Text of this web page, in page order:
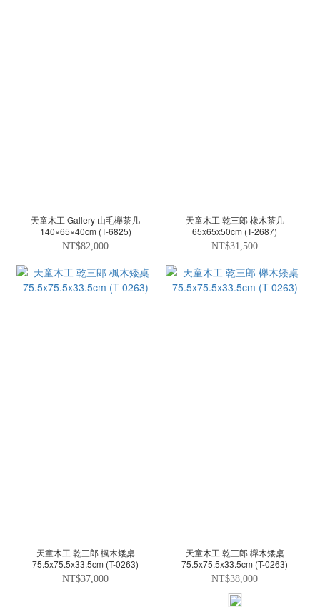
天童木工 Gallery 山毛櫸茶几
140×65×40cm (T-6825)
NT$82,000
天童木工 乾三郎 橡木茶几
65x65x50cm (T-2687)
NT$31,500
天童木工 乾三郎 楓木矮桌
75.5x75.5x33.5cm (T-0263)
NT$37,000
天童木工 乾三郎 櫸木矮桌
75.5x75.5x33.5cm (T-0263)
NT$38,000